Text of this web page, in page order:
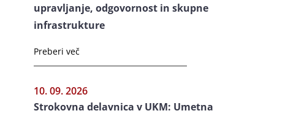
upravljanje, odgovornost in skupne
infrastrukture
Preberi več
10. 09. 2026
Strokovna delavnica v UKM: Umetna